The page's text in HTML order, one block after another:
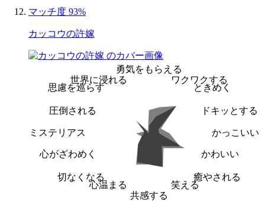
マッチ度 93%
カッコウの許嫁
勇気をもらえる
ワクワクする
ときめく
ドキッとする
かっこいい
かわいい
癒やされる
笑える
共感する
心温まる
切なくなる
心がざわめく
ミステリアス
圧倒される
思慮を巡らす
世界に浸れる